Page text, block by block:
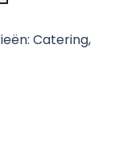
Catering,